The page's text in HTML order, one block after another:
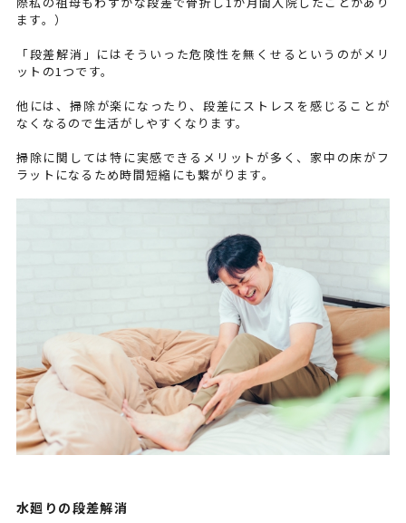
ます。）
「段差解消」にはそういった危険性を無くせるというのがメリ
ットの1つです。
他には、掃除が楽になったり、段差にストレスを感じることが
なくなるので生活がしやすくなります。
掃除に関しては特に実感できるメリットが多く、家中の床がフ
ラットになるため時間短縮にも繋がります。
水廻りの段差解消